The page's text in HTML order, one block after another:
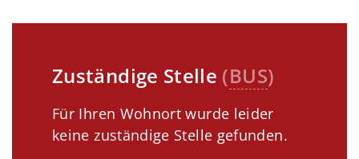
Zuständige Stelle (BUS)
Für Ihren Wohnort wurde leider
keine zuständige Stelle gefunden.